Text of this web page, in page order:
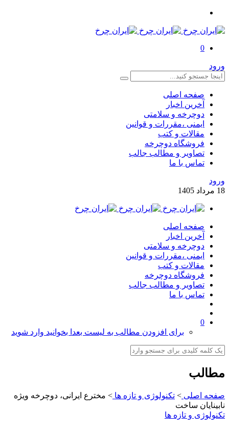
0
ورود
صفحه اصلی
آخرین اخبار
دوچرخه و سلامتی
ایمنی ،مقررات و قوانین
مقالات و کتب
فروشگاه دوچرخه
تصاویر و مطالب جالب
تماس با ما
ورود
18 مرداد 1405
صفحه اصلی
آخرین اخبار
دوچرخه و سلامتی
ایمنی ،مقررات و قوانین
مقالات و کتب
فروشگاه دوچرخه
تصاویر و مطالب جالب
تماس با ما
0
برای افزودن مطالب به لیست بعدا بخوانید وارد شوید
مطالب
صفحه اصلی > تکنولوژی و تازه ها > مخترع ایرانی، دوچرخه ویژه
نابینایان ساخت
تکنولوژی و تازه ها